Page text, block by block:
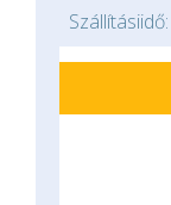
Szállításiidő: